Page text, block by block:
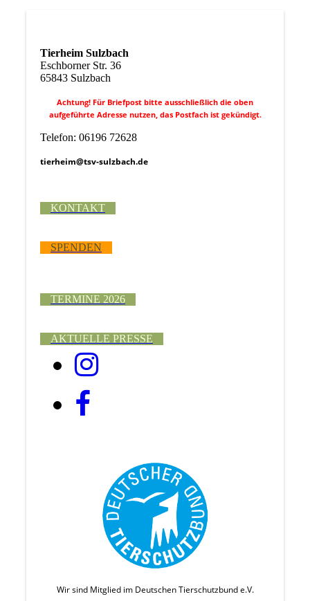
Tierheim Sulzbach
Eschborner Str. 36
65843 Sulzbach
Achtung! Für Briefpost bitte ausschließlich die oben
aufgeführte Adresse nutzen, das Postfach ist gekündigt.
Telefon: 06196 72628
tierheim@tsv-sulzbach.de
KONTAKT
SPENDEN
TERMINE 2026
AKTUELLE PRESSE
Wir sind Mitglied im Deutschen Tierschutzbund e.V.